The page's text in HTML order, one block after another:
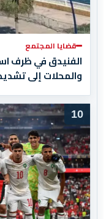
قضايا المجتمع
الفنيدق في ظرف
والمحلات إلى
10